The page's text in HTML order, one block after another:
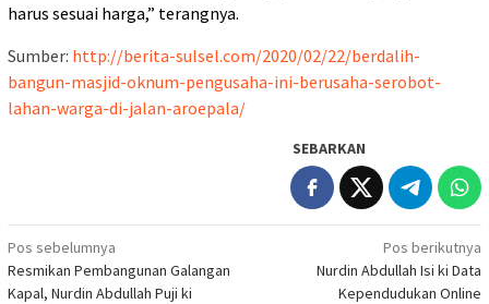
harus sesuai harga,” terangnya.
Sumber: http://berita-sulsel.com/2020/02/22/berdalih-
bangun-masjid-oknum-pengusaha-ini-berusaha-serobot-
lahan-warga-di-jalan-aroepala/
SEBARKAN
Navigasi
pos
Pos sebelumnya
Resmikan Pembangunan Galangan
Kapal, Nurdin Abdullah Puji ki
Pos berikutnya
Nurdin Abdullah Isi ki Data
Kependudukan Online